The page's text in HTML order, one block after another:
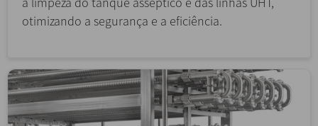
otimizando a segurança e a eficiência.